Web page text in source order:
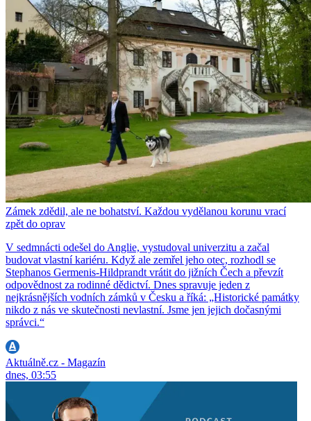
Zámek zdědil, ale ne bohatství. Každou vydělanou korunu vrací
zpět do oprav
V sedmnácti odešel do Anglie, vystudoval univerzitu a začal
budovat vlastní kariéru. Když ale zemřel jeho otec, rozhodl se
Stephanos Germenis-Hildprandt vrátit do jižních Čech a převzít
odpovědnost za rodinné dědictví. Dnes spravuje jeden z
nejkrásnějších vodních zámků v Česku a říká: „Historické památky
nikdo z nás ve skutečnosti nevlastní. Jsme jen jejich dočasnými
správci.“
Aktuálně.cz - Magazín
dnes, 03:55